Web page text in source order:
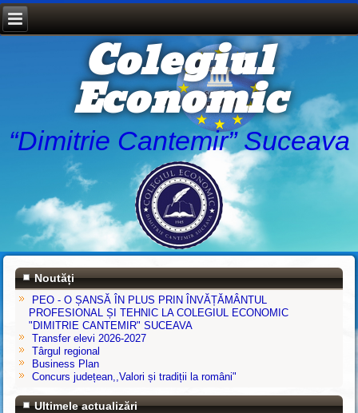
Colegiul
Economic
“Dimitrie Cantemir” Suceava
Noutăți
PEO - O ȘANSĂ ÎN PLUS PRIN ÎNVĂȚĂMÂNTUL
PROFESIONAL ȘI TEHNIC LA COLEGIUL ECONOMIC
"DIMITRIE CANTEMIR" SUCEAVA
Transfer elevi 2026-2027
Târgul regional
Business Plan
Concurs județean,,Valori și tradiții la români"
Ultimele actualizări